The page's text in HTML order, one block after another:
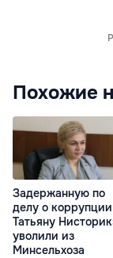
Похожие
Задержанную по
делу о коррупции
Татьяну
уволили из
Минсельхоза